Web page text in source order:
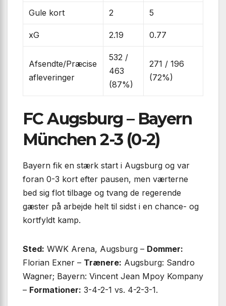
Gule kort 2 5
xG 2.19 0.77
Afsendte/Præcise
afleveringer
532 /
463
(87%)
271 / 196
(72%)
FC Augsburg – Bayern
München 2-3 (0-2)
Bayern fik en stærk start i Augsburg og var
foran 0-3 kort efter pausen, men værterne
bed sig flot tilbage og tvang de regerende
gæster på arbejde helt til sidst i en chance- og
kortfyldt kamp.
Sted: WWK Arena, Augsburg – Dommer:
Florian Exner – Trænere: Augsburg: Sandro
Wagner; Bayern: Vincent Jean Mpoy Kompany
– Formationer: 3-4-2-1 vs. 4-2-3-1.